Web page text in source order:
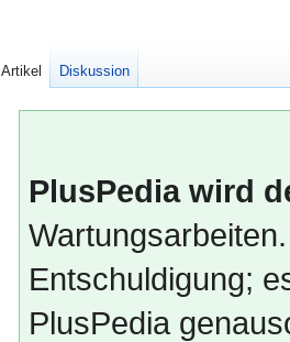
PlusPedia wird
Entschuldigung;
PlusPedia
Artikel Diskussion